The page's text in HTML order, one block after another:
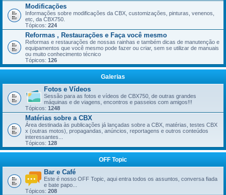
Modificações
Informações sobre modificações da CBX, customizações, pinturas, venenos,
etc, da CBX750.
Tópicos: 224
Reformas , Restaurações e Faça você mesmo
Reformas e restaurações de nossas rainhas e também dicas de manutenção e
equipamentos que você mesmo pode fazer ou criar, sem se utilizar de manuais
ou muito conhecimento técnico
Tópicos: 126
Galerias
Fotos e Vídeos
Sessão para as fotos e vídeos de CBX750, de outras grandes
máquinas e de viagens, encontros e passeios com amigos!!!
Tópicos: 1248
Matérias sobre a CBX
Área destinada às publicações já lançadas sobre a CBX, matérias, testes CBX
x (outras motos), propagandas, anúncios, reportagens e outros conteúdos
interessantes...
Tópicos: 128
OFF Topic
Bar e Café
Este é nosso OFF Topic, aqui entra todos os assuntos, conversa fiada
e bate papo...
Tópicos: 208